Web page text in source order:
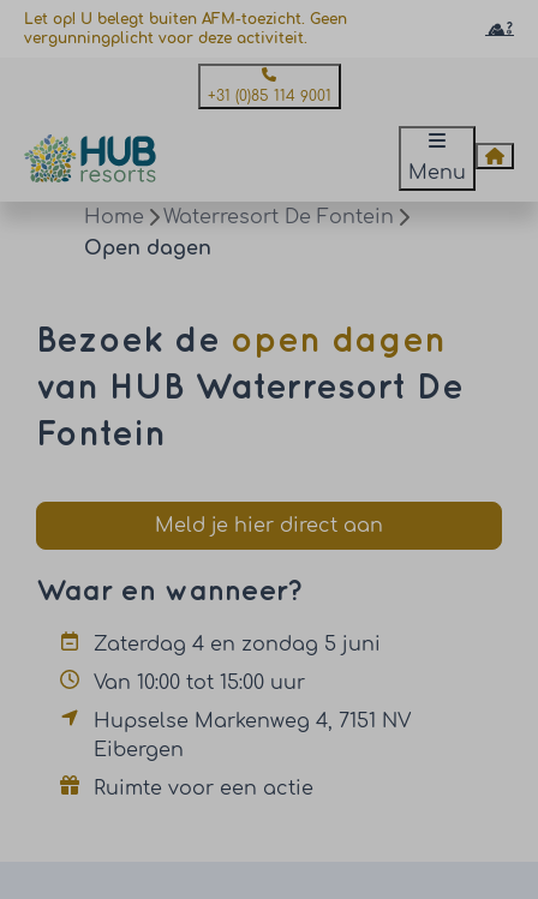
Let op! U belegt buiten AFM-toezicht. Geen
vergunningplicht voor deze activiteit.
+31 (0)85 114 9001
Menu
Home
Waterresort De Fontein
Open dagen
Bezoek de open dagen
van HUB Waterresort De
Fontein
Meld je hier direct aan
Waar en wanneer?
Zaterdag 4 en zondag 5 juni
Van 10:00 tot 15:00 uur
Hupselse Markenweg 4, 7151 NV
Eibergen
Ruimte voor een actie